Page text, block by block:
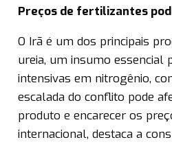
Preços de fertilizantes
O Irã é um dos principais
ureia, um insumo essencial
intensivas em nitrogênio,
escalada do conflito pode
produto e encarecer os
internacional, destaca a